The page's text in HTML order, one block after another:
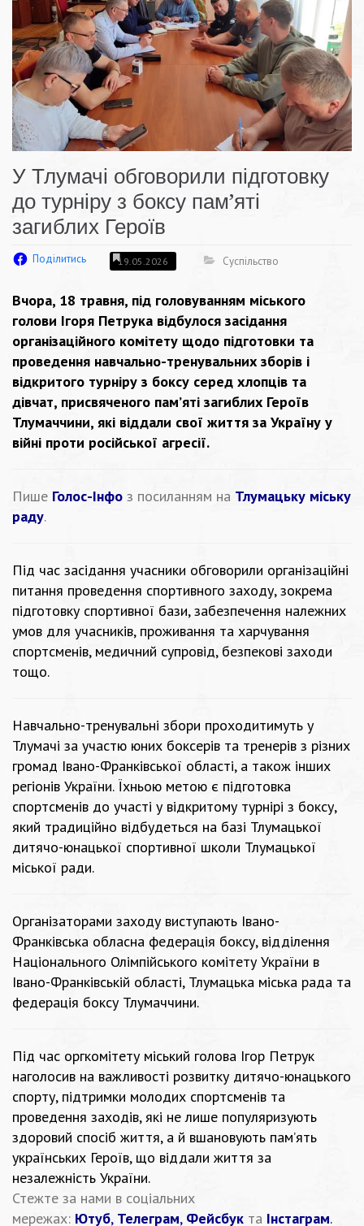
У Тлумачі обговорили підготовку
до турніру з боксу пам’яті
загиблих Героїв
Поділитись 19.05.2026 Суспільство
Вчора, 18 травня, під головуванням міського
голови Ігоря Петрука відбулося засідання
організаційного комітету щодо підготовки та
проведення навчально-тренувальних зборів і
відкритого турніру з боксу серед хлопців та
дівчат, присвяченого пам’яті загиблих Героїв
Тлумаччини, які віддали свої життя за Україну у
війні проти російської агресії.
Пише Голос-Інфо з посиланням на Тлумацьку міську
раду.
Під час засідання учасники обговорили організаційні
питання проведення спортивного заходу, зокрема
підготовку спортивної бази, забезпечення належних
умов для учасників, проживання та харчування
спортсменів, медичний супровід, безпекові заходи
тощо.
Навчально-тренувальні збори проходитимуть у
Тлумачі за участю юних боксерів та тренерів з різних
громад Івано-Франківської області, а також інших
регіонів України. Їхньою метою є підготовка
спортсменів до участі у відкритому турнірі з боксу,
який традиційно відбудеться на базі Тлумацької
дитячо-юнацької спортивної школи Тлумацької
міської ради.
Організаторами заходу виступають Івано-
Франківська обласна федерація боксу, відділення
Національного Олімпійського комітету України в
Івано-Франківській області, Тлумацька міська рада та
федерація боксу Тлумаччини.
Під час оргкомітету міський голова Ігор Петрук
наголосив на важливості розвитку дитячо-юнацького
спорту, підтримки молодих спортсменів та
проведення заходів, які не лише популяризують
здоровий спосіб життя, а й вшановують пам’ять
українських Героїв, що віддали життя за
незалежність України.
Стежте за нами в соціальних
мережах: Ютуб, Телеграм, Фейсбук та Інстаграм.